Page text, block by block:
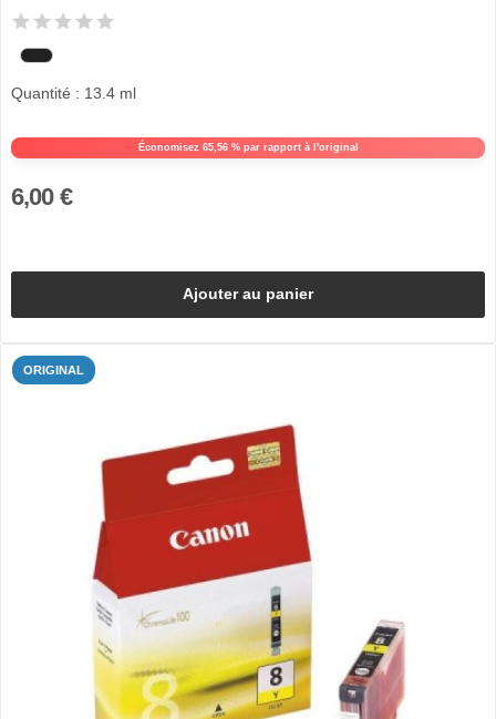
Économisez 65,56 % par rapport à l'original
Quantité : 13.4 ml
6,00 €
Ajouter au panier
ORIGINAL